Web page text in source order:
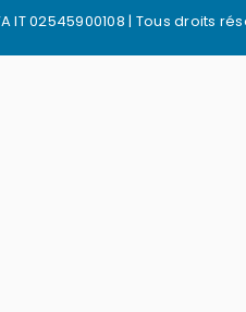
IT 02545900108 | Tous droits